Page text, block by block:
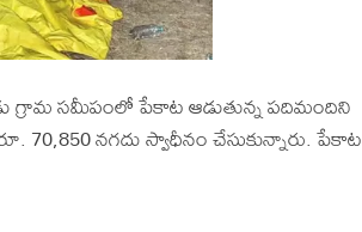
గ్రామ సమీపంలో పేకాట ఆడుతున్న పదిమందిని
70,850 నగదు స్వాధీనం చేసుకున్నారు. పేకాట